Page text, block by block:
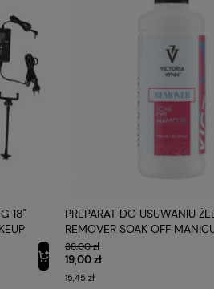
18"
PREPARAT DO USUWANIU
REMOVER SOAK OFF
VICTORIA VYNN
38,00 zł
19,00 zł
15,45 zł